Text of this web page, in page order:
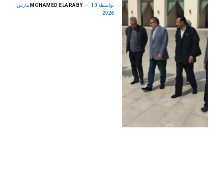
بواسطة MOHAMED ELARABY 10 مارس،
2026